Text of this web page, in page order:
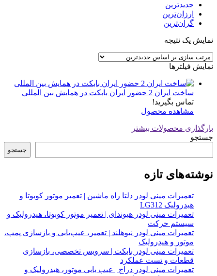
جدیدترین
ارزان‌ترین
گران‌ترین
نمایش یک نتیجه
نمایش فیلترها
ساخت ایران 2 حضور ایران بابکت در همایش بین المللی
تماس بگیرید!
مشاهده محصول
بارگذاری محصولات بیشتر
جستجو
جستجو
نوشته‌های تازه
تعمیرات مینی لودر دلتا راه ماشین | تعمیر موتور کوبوتا و
هیدرولیک LG312
تعمیرات مینی لودر هیوندای | تعمیر موتور کوبوتا، هیدرولیک و
سیستم حرکت
تعمیرات مینی لودر نیوهلند | تعمیر، عیب‌یابی و بازسازی پمپ،
موتور و هیدرولیک
تعمیرات مینی لودر بابکت | سرویس تخصصی، بازسازی
قطعات و تست عملکرد
تعمیرات مینی لودر دراج | عیب یابی موتور، هیدرولیک و